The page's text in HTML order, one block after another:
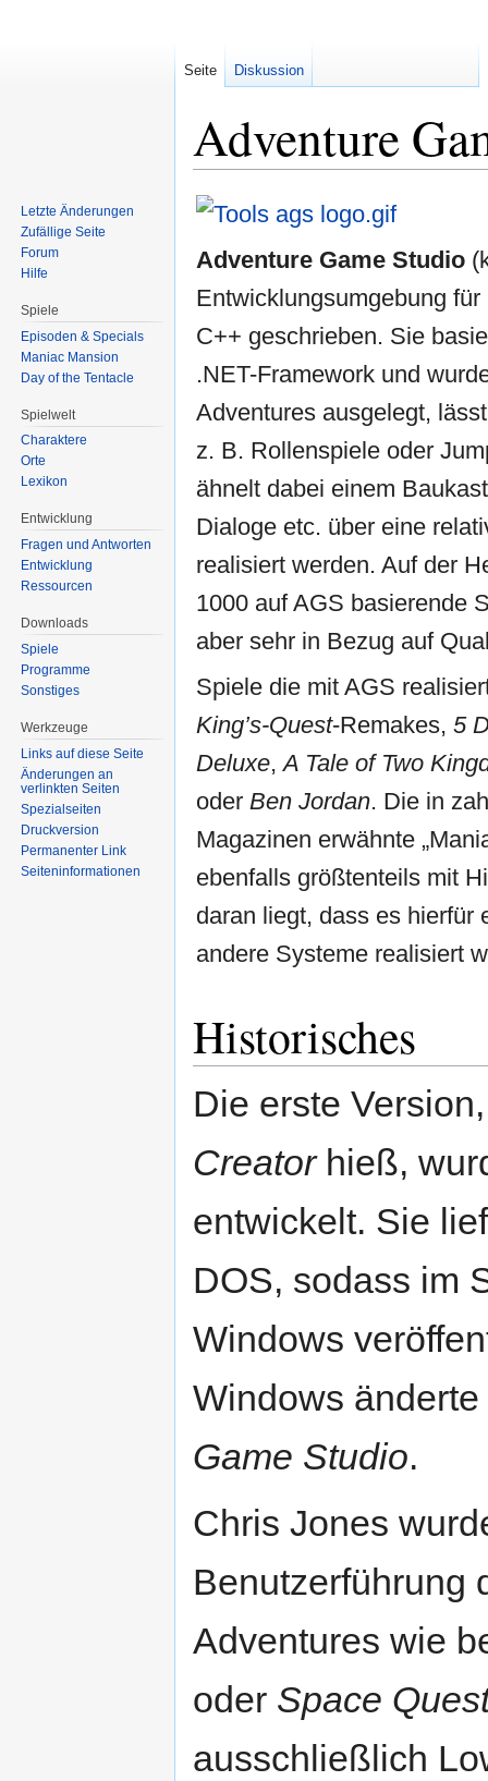
Adventure
Zur
Navigation
springen
Zur
Suche
springen
Adventure Game Studio
Entwicklungsumgebung
C++ geschrieben. Sie
.NET-Framework und
Adventures ausgelegt,
z. B. Rollenspiele oder
ähnelt dabei einem
Dialoge etc. über eine
realisiert werden. Auf der
1000 auf AGS basierende
aber sehr in Bezug auf
Spiele die mit AGS
King’s-Quest-Remakes, 5
Deluxe,A Tale of Two
oder Ben Jordan. Die in
Magazinen erwähnte
ebenfalls größtenteils mit
daran liegt, dass es hierfür
andere Systeme realisiert
Historisches
Die erste
Creatorhieß,
entwickelt. Sie
DOS, sodass im
Windows
Windows
Game Studio.
Chris Jones
Benutzerführung
Adventures wie
oder Space
ausschließlich
Seite Diskussion
Letzte Änderungen
Zufällige Seite
Forum
Hilfe
Spiele
Episoden & Specials
Maniac Mansion
Day of the Tentacle
Spielwelt
Charaktere
Orte
Lexikon
Entwicklung
Fragen und Antworten
Entwicklung
Ressourcen
Downloads
Spiele
Programme
Sonstiges
Werkzeuge
Links auf diese Seite
Änderungen an
verlinkten Seiten
Spezialseiten
Druckversion
Permanenter Link
Seiten­informationen